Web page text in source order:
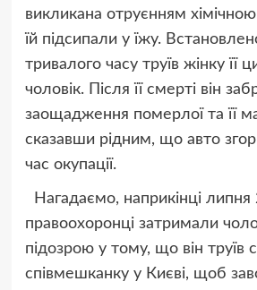
викликана отруєнням
їй підсипали у їжу.
тривалого часу труїв жінку її
чоловік. Після її смерті він
заощадження померлої та її
сказавши рідним, що авто
час окупації.
Нагадаємо, наприкінці липня
правоохоронці затримали
підозрою у тому, що він труїв
співмешканку у Києві, щоб